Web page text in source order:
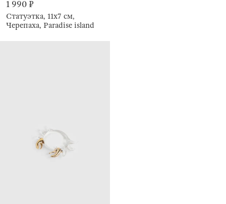
1 990 ₽
Статуэтка, 11х7 см,
Черепаха, Paradise island